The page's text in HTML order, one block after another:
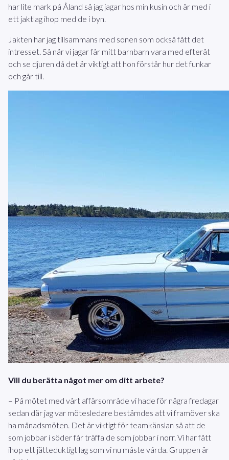
har lite mark på Åland så jag jagar hos min kusin och är med i
ett jaktlag ihop med de i byn.
Jakten har jag tillsammans med sonen som också fått det
intresset. Så när vi jagar får mitt barnbarn vara med efteråt
och se djuren då det är viktigt att hon förstår hur det funkar
och går till.
Vill du berätta något mer om ditt arbete?
– På mötet med vårt affärsområde vi hade för några fredagar
sedan där jag var mötesledare bestämdes att vi framöver ska
ha månadsmöten. Det är viktigt för teamkänslan så att de
som jobbar i söder får träffa de som jobbar i norr. Vi har fått
ihop ett jätteduktigt lag som vi nu måste vårda. Gruppen är